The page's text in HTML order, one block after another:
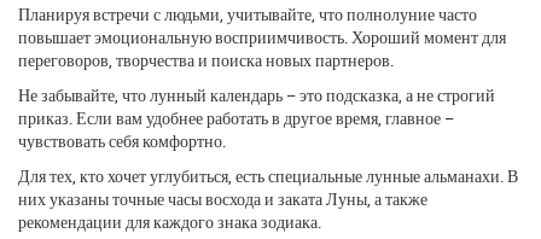
Планируя встречи с людьми, учитывайте, что полнолуние часто
повышает эмоциональную восприимчивость. Хороший момент для
переговоров, творчества и поиска новых партнеров.
Не забывайте, что лунный календарь – это подсказка, а не строгий
приказ. Если вам удобнее работать в другое время, главное –
чувствовать себя комфортно.
Для тех, кто хочет углубиться, есть специальные лунные альманахи. В
них указаны точные часы восхода и заката Луны, а также
рекомендации для каждого знака зодиака.